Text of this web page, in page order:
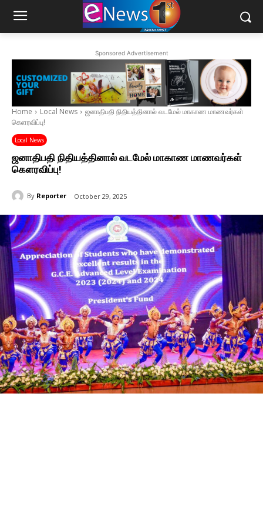
Sponsored Advertisement
Home Local News
ஜனாதிபதி நிதியத்தினால் வடமேல் மாகாண மாணவர்கள்
கெளரவிப்பு!
Local News
ஜனாதிபதி நிதியத்தினால் வடமேல் மாகாண மாணவர்கள்
கெளரவிப்பு!
By Reporter October 29, 2025